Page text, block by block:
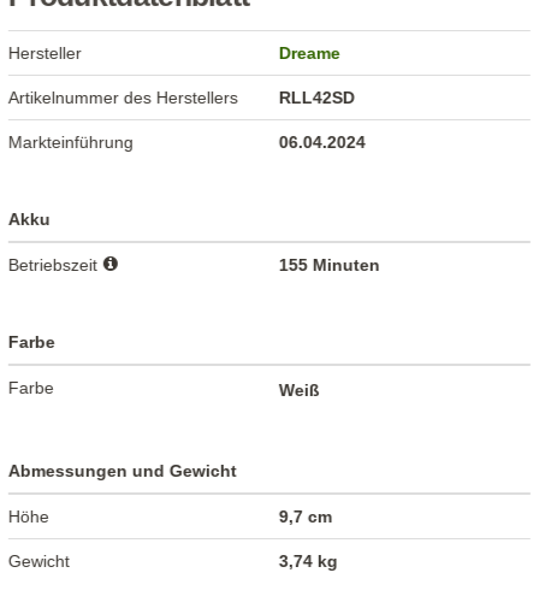
Hersteller Dreame
Artikelnummer des Herstellers RLL42SD
Markteinführung 06.04.2024
Akku
Betriebszeit 155 Minuten
Farbe
Farbe Weiß
Abmessungen und Gewicht
Höhe 9,7 cm
Gewicht 3,74 kg